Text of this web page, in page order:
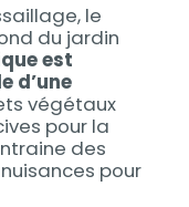
le
du jardin
est
d’une
végétaux
pour la
des
pour